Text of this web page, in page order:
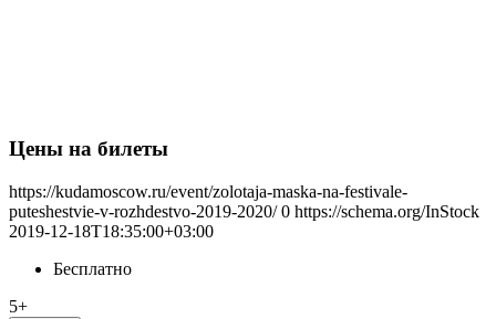
Цены на билеты
https://kudamoscow.ru/event/zolotaja-maska-na-festivale-
puteshestvie-v-rozhdestvo-2019-2020/ 0 https://schema.org/InStock
2019-12-18T18:35:00+03:00
Бесплатно
5+